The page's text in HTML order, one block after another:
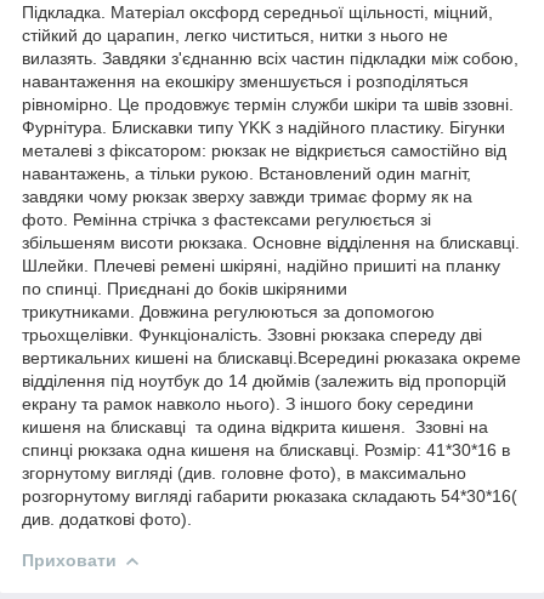
Підкладка. Матеріал оксфорд середньої щільності, міцний,
стійкий до царапин, легко чиститься, нитки з нього не
вилазять. Завдяки з'єднанню всіх частин підкладки між собою,
навантаження на екошкіру зменшується і розподіляться
рівномірно. Це продовжує термін служби шкіри та швів ззовні.
Фурнітура. Блискавки типу YKK з надійного пластику. Бігунки
металеві з фіксатором: рюкзак не відкриється самостійно від
навантажень, а тільки рукою. Встановлений один магніт,
завдяки чому рюкзак зверху завжди тримає форму як на
фото. Ремінна стрічка з фастексами регулюється зі
збільшеням висоти рюкзака. Основне відділення на блискавці.
Шлейки. Плечеві ремені шкіряні, надійно пришиті на планку
по спинці. Приєднані до боків шкіряними
трикутниками. Довжина регулюються за допомогою
трьохщелівки. Функціоналість. Ззовні рюкзака спереду дві
вертикальних кишені на блискавці.Всередині рюказака окреме
відділення під ноутбук до 14 дюймів (залежить від пропорцій
екрану та рамок навколо нього). З іншого боку середини
кишеня на блискавці та одина відкрита кишеня. Ззовні на
спинці рюкзака одна кишеня на блискавці. Розмір: 41*30*16 в
згорнутому вигляді (див. головне фото), в максимально
розгорнутому вигляді габарити рюказака складають 54*30*16(
див. додаткові фото).
Приховати